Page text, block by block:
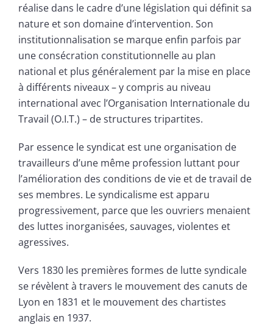
réalise dans le cadre d’une législation qui définit sa
nature et son domaine d’intervention. Son
institutionnalisation se marque enfin parfois par
une consécration constitutionnelle au plan
national et plus généralement par la mise en place
à différents niveaux – y compris au niveau
international avec l’Organisation Internationale du
Travail (O.I.T.) – de structures tripartites.
Par essence le syndicat est une organisation de
travailleurs d’une même profession luttant pour
l’amélioration des conditions de vie et de travail de
ses membres. Le syndicalisme est apparu
progressivement, parce que les ouvriers menaient
des luttes inorganisées, sauvages, violentes et
agressives.
Vers 1830 les premières formes de lutte syndicale
se révèlent à travers Ie mouvement des canuts de
Lyon en 1831 et Ie mouvement des chartistes
anglais en 1937.